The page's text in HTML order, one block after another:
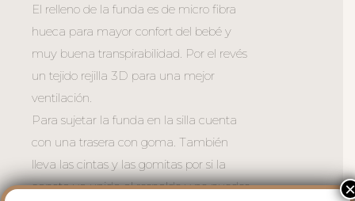
El relleno de la funda es de micro fibra
hueca para mayor confort del bebé y
muy buena transpirabilidad. Por el revés
un tejido rejilla 3D para una mejor
ventilación.
Para sujetar la funda en la silla cuenta
con una trasera con goma. También
lleva las cintas y las gomitas por si la
capota va unida al respaldo y no puedes
×